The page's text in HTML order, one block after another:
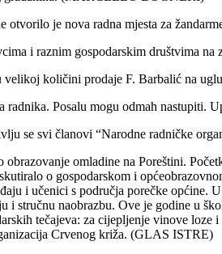
otvorilo je nova radna mjesta za
i raznim gospodarskim društvima
velikoj količini prodaje F. Barbalić na
radnika. Posalu mogu odmah nastupiti.
se svi članovi “Narodne radničke
omladine na Poreštini.
o gospodarskom i
i učenici s područja porečke općine.
i stručnu naobrazbu. Ove je godine u
tečajeva: za cijepljenje vinove loze
Crvenog križa. (GLAS ISTRE)